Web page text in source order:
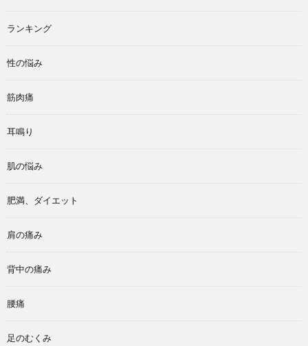
ランキング
性の悩み
筋肉痛
耳鳴り
肌の悩み
肥満、ダイエット
肩の痛み
背中の痛み
腰痛
足のむくみ